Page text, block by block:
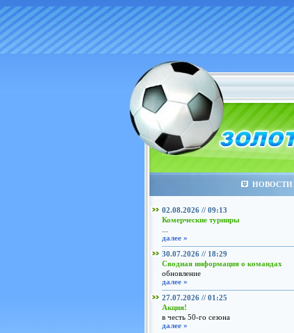
НОВОСТИ
02.08.2026 // 09:13
Комерческие турниры
далее »
30.07.2026 // 18:29
Сводная информация о командах
обновление
далее »
27.07.2026 // 01:25
Акция!
в честь 50-го сезона
далее »